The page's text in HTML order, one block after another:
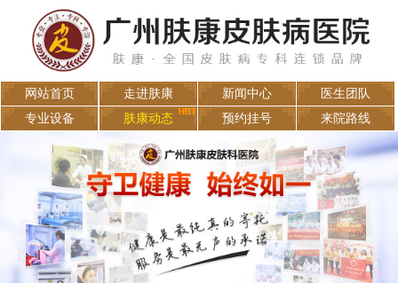
网站首页 走进肤康 新闻中心
医生团队
专业设备
肤康动态 预约挂号 来院路线